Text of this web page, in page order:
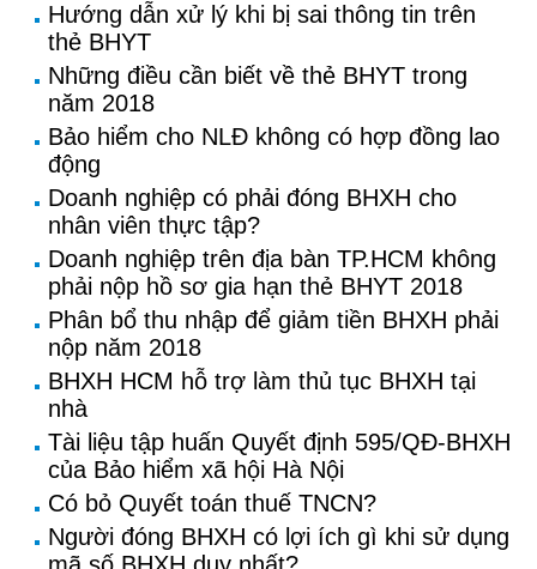
Hướng dẫn xử lý khi bị sai thông tin trên
thẻ BHYT
Những điều cần biết về thẻ BHYT trong
năm 2018
Bảo hiểm cho NLĐ không có hợp đồng lao
động
Doanh nghiệp có phải đóng BHXH cho
nhân viên thực tập?
Doanh nghiệp trên địa bàn TP.HCM không
phải nộp hồ sơ gia hạn thẻ BHYT 2018
Phân bổ thu nhập để giảm tiền BHXH phải
nộp năm 2018
BHXH HCM hỗ trợ làm thủ tục BHXH tại
nhà
Tài liệu tập huấn Quyết định 595/QĐ-BHXH
của Bảo hiểm xã hội Hà Nội
Có bỏ Quyết toán thuế TNCN?
Người đóng BHXH có lợi ích gì khi sử dụng